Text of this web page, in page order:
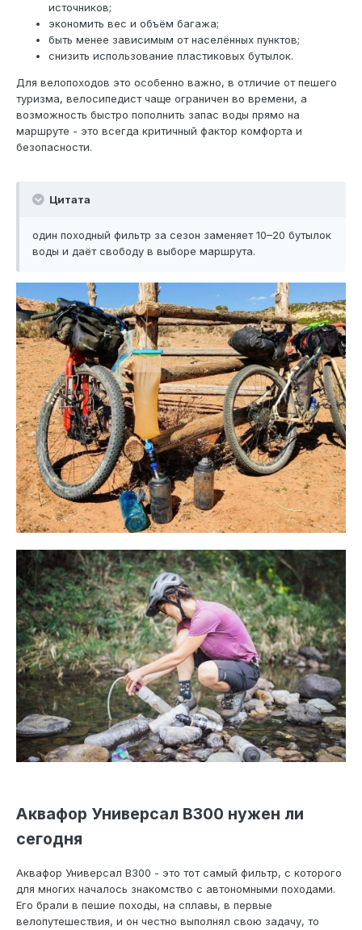
источников;
экономить вес и объём багажа;
быть менее зависимым от населённых пунктов;
снизить использование пластиковых бутылок.
Для велопоходов это особенно важно, в отличие от пешего
туризма, велосипедист чаще ограничен во времени, а
возможность быстро пополнить запас воды прямо на
маршруте - это всегда критичный фактор комфорта и
безопасности.
Цитата
один походный фильтр за сезон заменяет 10–20 бутылок
воды и даёт свободу в выборе маршрута.
Аквафор Универсал В300 нужен ли
сегодня
Аквафор Универсал В300 - это тот самый фильтр, с которого
для многих началось знакомство с автономными походами.
Его брали в пешие походы, на сплавы, в первые
велопутешествия, и он честно выполнял свою задачу, то